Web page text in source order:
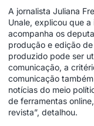
A jornalista Juliana
Unale, explicou que
acompanha os
produção e edição
produzido pode ser
comunicação, a
comunicação
notícias do meio
de ferramentas
revista”, detalhou.